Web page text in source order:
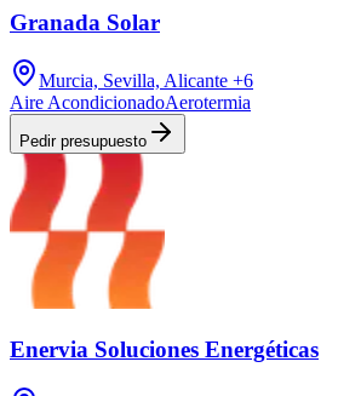
Granada Solar
Murcia, Sevilla, Alicante +6
Aire AcondicionadoAerotermia
Pedir presupuesto
Enervia Soluciones Energéticas